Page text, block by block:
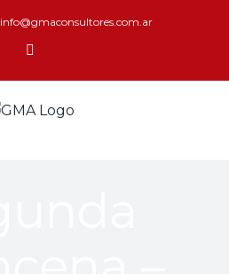
info@gmaconsultores.com.ar